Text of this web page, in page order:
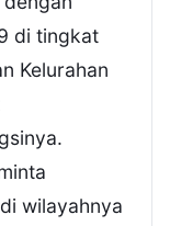
di tingkat
Kelurahan
wilayahnya